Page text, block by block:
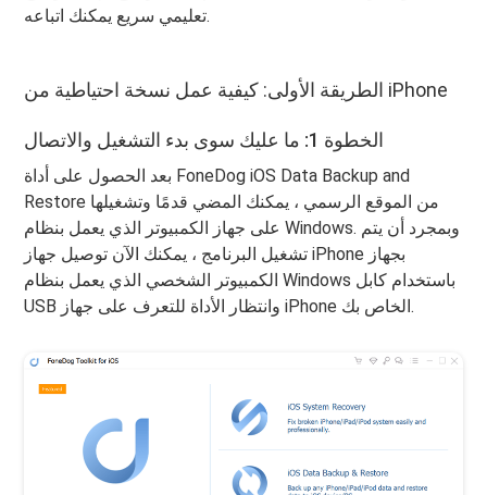
تعليمي سريع يمكنك اتباعه.
الطريقة الأولى: كيفية عمل نسخة احتياطية من iPhone
الخطوة 1: ما عليك سوى بدء التشغيل والاتصال
بعد الحصول على أداة FoneDog iOS Data Backup and
Restore من الموقع الرسمي ، يمكنك المضي قدمًا وتشغيلها
على جهاز الكمبيوتر الذي يعمل بنظام Windows. وبمجرد أن يتم
تشغيل البرنامج ، يمكنك الآن توصيل جهاز iPhone بجهاز
الكمبيوتر الشخصي الذي يعمل بنظام Windows باستخدام كابل
USB وانتظار الأداة للتعرف على جهاز iPhone الخاص بك.